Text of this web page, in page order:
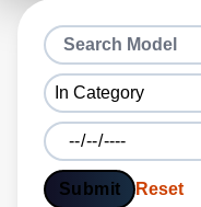
Submit Reset